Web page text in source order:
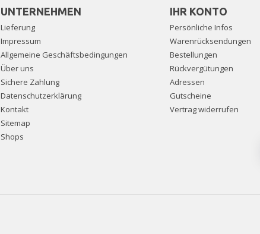
UNTERNEHMEN
Lieferung
Impressum
Allgemeine Geschäftsbedingungen
Über uns
Sichere Zahlung
Datenschutzerklärung
Kontakt
Sitemap
Shops
IHR KONTO
Persönliche Infos
Warenrücksendungen
Bestellungen
Rückvergütungen
Adressen
Gutscheine
Vertrag widerrufen